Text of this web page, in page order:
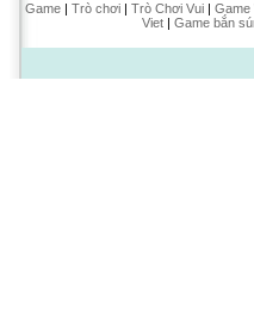
Game| Trò chơi| Trò Chơi Vui| Game
Viet| Game bắn